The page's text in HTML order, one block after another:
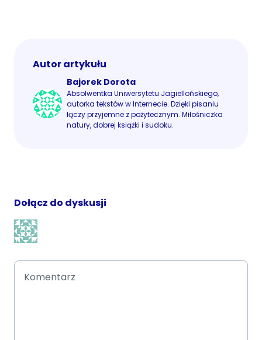
Autor artykułu
Bajorek Dorota
Absolwentka Uniwersytetu Jagiellońskiego,
autorka tekstów w Internecie. Dzięki pisaniu
łączy przyjemne z pożytecznym. Miłośniczka
natury, dobrej książki i sudoku.
Dołącz do dyskusji